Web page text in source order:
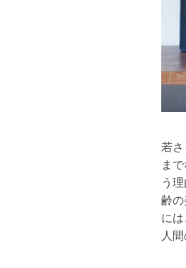
若
ま
う
齢
に
人